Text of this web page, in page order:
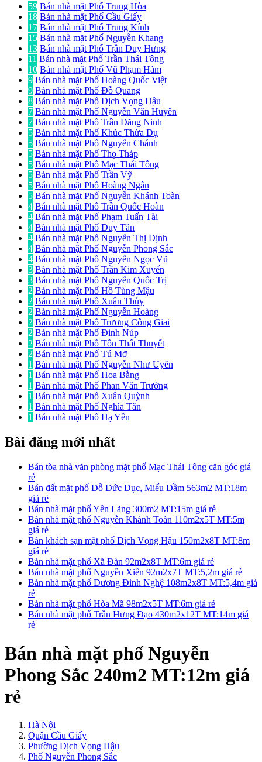
59 Bán nhà mặt Phố Trung Hòa
18 Bán nhà mặt Phố Cầu Giấy
17 Bán nhà mặt Phố Trung Kính
15 Bán nhà mặt Phố Nguyễn Khang
13 Bán nhà mặt Phố Trần Duy Hưng
11 Bán nhà mặt Phố Trần Thái Tông
10 Bán nhà mặt Phố Vũ Phạm Hàm
9 Bán nhà mặt Phố Hoàng Quốc Việt
9 Bán nhà mặt Phố Đỗ Quang
8 Bán nhà mặt Phố Dịch Vọng Hậu
7 Bán nhà mặt Phố Nguyễn Văn Huyên
7 Bán nhà mặt Phố Trần Đăng Ninh
5 Bán nhà mặt Phố Khúc Thừa Dụ
5 Bán nhà mặt Phố Nguyễn Chánh
5 Bán nhà mặt Phố Thọ Tháp
5 Bán nhà mặt Phố Mạc Thái Tông
5 Bán nhà mặt Phố Trần Vỹ
5 Bán nhà mặt Phố Hoàng Ngân
5 Bán nhà mặt Phố Nguyễn Khánh Toàn
4 Bán nhà mặt Phố Trần Quốc Hoàn
4 Bán nhà mặt Phố Phạm Tuấn Tài
4 Bán nhà mặt Phố Duy Tân
4 Bán nhà mặt Phố Nguyễn Thị Định
4 Bán nhà mặt Phố Nguyễn Phong Sắc
4 Bán nhà mặt Phố Nguyễn Ngọc Vũ
3 Bán nhà mặt Phố Trần Kim Xuyến
3 Bán nhà mặt Phố Nguyễn Quốc Trị
2 Bán nhà mặt Phố Hồ Tùng Mậu
2 Bán nhà mặt Phố Xuân Thủy
2 Bán nhà mặt Phố Nguyễn Hoàng
2 Bán nhà mặt Phố Trương Công Giai
2 Bán nhà mặt Phố Đinh Núp
2 Bán nhà mặt Phố Tôn Thất Thuyết
2 Bán nhà mặt Phố Tú Mỡ
1 Bán nhà mặt Phố Nguyễn Như Uyên
1 Bán nhà mặt Phố Hoa Bằng
1 Bán nhà mặt Phố Phan Văn Trường
1 Bán nhà mặt Phố Xuân Quỳnh
1 Bán nhà mặt Phố Nghĩa Tân
1 Bán nhà mặt Phố Hạ Yên
Bài đăng mới nhất
Bán tòa nhà văn phòng mặt phố Mạc Thái Tông căn góc giá
rẻ
Bán đất mặt phố Đỗ Đức Dục, Miếu Đầm 563m2 MT:18m
giá rẻ
Bán nhà mặt phố Yên Lãng 300m2 MT:15m giá rẻ
Bán nhà mặt phố Nguyễn Khánh Toàn 110m2x5T MT:5m
giá rẻ
Bán khách sạn mặt phố Dịch Vọng Hậu 150m2x8T MT:8m
giá rẻ
Bán nhà mặt phố Xã Đàn 92m2x8T MT:6m giá rẻ
Bán nhà mặt phố Nguyễn Xiển 92m2x7T MT:5,2m giá rẻ
Bán nhà mặt phố Dương Đình Nghệ 108m2x8T MT:5,4m giá
rẻ
Bán nhà mặt phố Hòa Mã 98m2x5T MT:6m giá rẻ
Bán nhà mặt phố Trần Hưng Đạo 430m2x12T MT:14m giá
rẻ
Bán nhà mặt phố Nguyễn
Phong Sắc 240m2 MT:12m giá
rẻ
Hà Nội
Quận Cầu Giấy
Phường Dịch Vọng Hậu
Phố Nguyễn Phong Sắc